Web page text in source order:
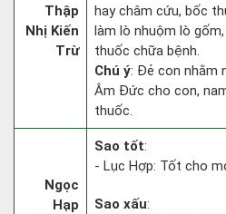
Thập
Nhị Kiến
Trừ
hay châm cứu, bốc
làm lò nhuộm lò
thuốc chữa bệnh.
Chú ý: Đẻ con nhằm
Âm Đức cho con,
thuốc.
Ngọc
Hạp
Sao tốt:
- Lục Hợp: Tốt cho
Sao xấu: